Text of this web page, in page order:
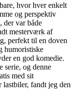
hvor hver enkelt
og perspektiv
der var både
mesterværk af
perfekt til en doven
humoristiske
en god komedie.
serie, og denne
med sit
lastbiler, fandt jeg den